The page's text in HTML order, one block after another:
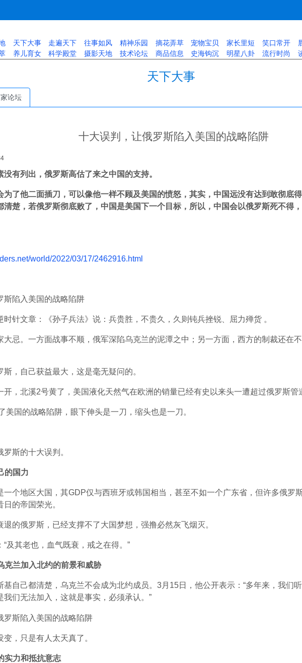
天下大事 走遍天下 往事如风 精神乐园 摘花弄草 宠物宝贝 家长里短 笑口常开
养儿育女 科学殿堂 摄影天地 技术论坛 商品信息 史海钩沉 明星八卦 流行时尚
天下大事
论坛
十大误判，让俄罗斯陷入美国的战略陷阱
有列出，俄罗斯高估了来之中国的支持。
为了他二面插刀，可以像他一样不顾及美国的愤怒，其实，中国远没有达到敢彻底
清楚，若俄罗斯彻底败了，中国是美国下一个目标，所以，中国会以俄罗斯死不得
world/2022/03/17/2462916.html
斯陷入美国的战略陷阱
时针文章：《孙子兵法》说：兵贵胜，不贵久，久则钝兵挫锐、屈力殚货 。
大忌。一方面战事不顺，俄军深陷乌克兰的泥潭之中；另一方面，西方的制裁还在
，自己获益最大，这是毫无疑问的。
开，北溪2号黄了，美国液化天然气在欧洲的销量已经有史以来头一遭超过俄罗斯管
美国的战略陷阱，眼下伸头是一刀，缩头也是一刀。
斯的十大误判。
的国力
一个地区大国，其GDP仅与西班牙或韩国相当，甚至不如一个广东省，但许多俄罗
的帝国荣光。
退的俄罗斯，已经支撑不了大国梦想，强撸必然灰飞烟灭。
及其老也，血气既衰，戒之在得。”
克兰加入北约的前景和威胁
基自己都清楚，乌克兰不会成为北约成员。3月15日，他公开表示：“多年来，我们
我们无法加入，这就是事实，必须承认。”
，只是有人太天真了。
实力和抵抗意志